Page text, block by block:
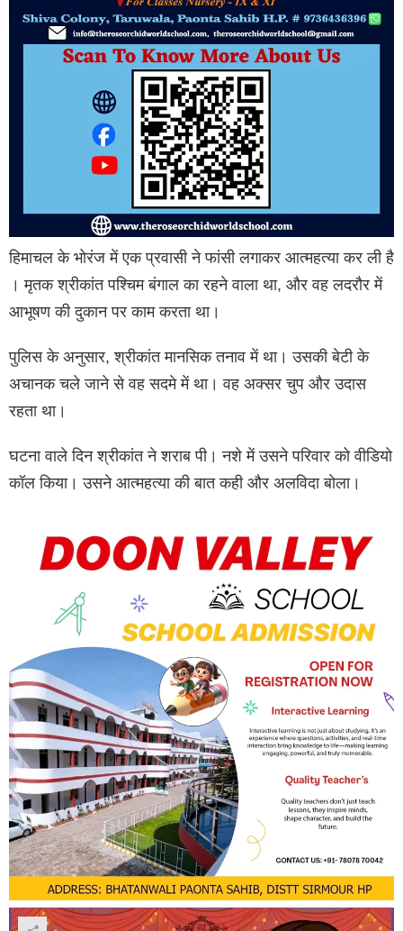
हिमाचल के भोरंज में एक प्रवासी ने फांसी लगाकर आत्महत्या कर ली है
। मृतक श्रीकांत पश्चिम बंगाल का रहने वाला था, और वह लदरौर में
आभूषण की दुकान पर काम करता था।
पुलिस के अनुसार, श्रीकांत मानसिक तनाव में था। उसकी बेटी के
अचानक चले जाने से वह सदमे में था। वह अक्सर चुप और उदास
रहता था।
घटना वाले दिन श्रीकांत ने शराब पी। नशे में उसने परिवार को वीडियो
कॉल किया। उसने आत्महत्या की बात कही और अलविदा बोला।